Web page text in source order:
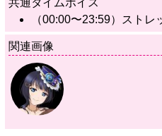
（00:00〜23:59）ストレ
関連画像